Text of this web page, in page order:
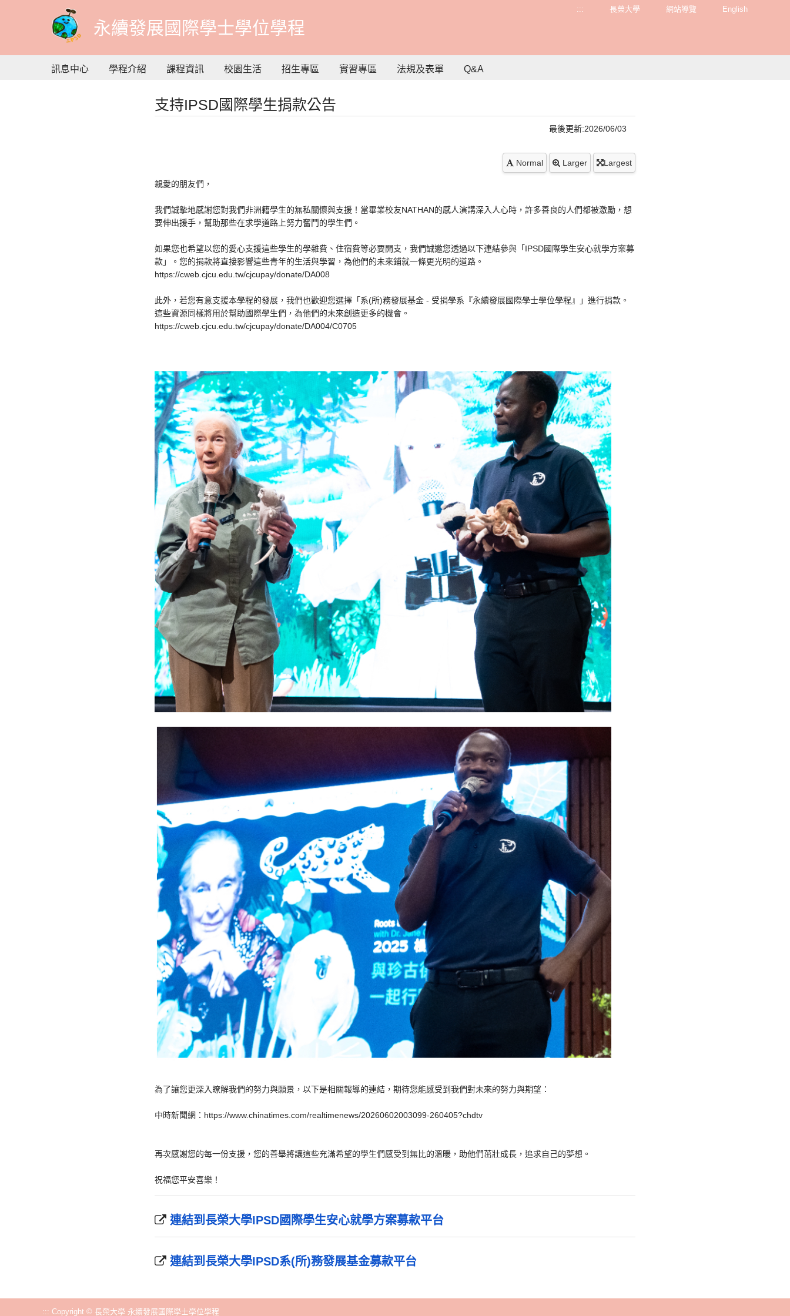
要
容
永續發展國際學士學位學程
::: 長榮大學 網站導覽 English
訊息中心 學程介紹 課程資訊 校園生活 招生專區 實習專區 法規及表單 Q&A
支持IPSD國際學生捐款公告
最後更新:2026/06/03
Normal Larger Largest
親愛的朋友們，
我們誠摯地感謝您對我們非洲籍學生的無私關懷與支援！當畢業校友NATHAN的感人演講深入人心時，許多善良的人們都被激勵，想
要伸出援手，幫助那些在求學道路上努力奮鬥的學生們。
如果您也希望以您的愛心支援這些學生的學雜費、住宿費等必要開支，我們誠邀您透過以下連結參與「IPSD國際學生安心就學方案募
款」。您的捐款將直接影響這些青年的生活與學習，為他們的未來鋪就一條更光明的道路。
https://cweb.cjcu.edu.tw/cjcupay/donate/DA008
此外，若您有意支援本學程的發展，我們也歡迎您選擇「系(所)務發展基金 - 受捐學系『永續發展國際學士學位學程』」進行捐款。
這些資源同樣將用於幫助國際學生們，為他們的未來創造更多的機會。
https://cweb.cjcu.edu.tw/cjcupay/donate/DA004/C0705
為了讓您更深入瞭解我們的努力與願景，以下是相關報導的連結，期待您能感受到我們對未來的努力與期望：
中時新聞網：https://www.chinatimes.com/realtimenews/20260602003099-260405?chdtv
再次感謝您的每一份支援，您的善舉將讓這些充滿希望的學生們感受到無比的溫暖，助他們茁壯成長，追求自己的夢想。
祝福您平安喜樂！
連結到長榮大學IPSD國際學生安心就學方案募款平台
連結到長榮大學IPSD系(所)務發展基金募款平台
::: Copyright © 長榮大學 永續發展國際學士學位學程